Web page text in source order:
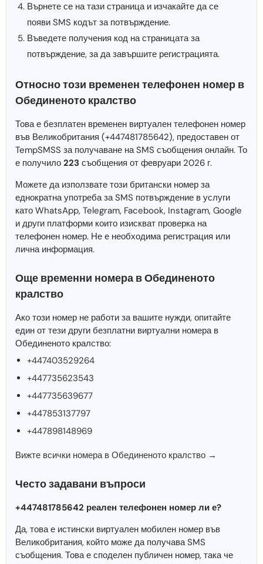
Върнете се на тази страница и изчакайте да се
появи SMS кодът за потвърждение.
Въведете получения код на страницата за
потвърждение, за да завършите регистрацията.
Относно този временен телефонен номер в
Обединеното кралство
Това е безплатен временен виртуален телефонен номер
във Великобритания (+447481785642), предоставен от
TempSMSS за получаване на SMS съобщения онлайн. То
е получило 223 съобщения от февруари 2026 г.
Можете да използвате този британски номер за
еднократна употреба за SMS потвърждение в услуги
като WhatsApp, Telegram, Facebook, Instagram, Google
и други платформи които изискват проверка на
телефонен номер. Не е необходима регистрация или
лична информация.
Още временни номера в Обединеното
кралство
Ако този номер не работи за вашите нужди, опитайте
един от тези други безплатни виртуални номера в
Обединеното кралство:
+447403529264
+447735623543
+447735639677
+447853137797
+447898148969
Вижте всички номера в Обединеното кралство →
Често задавани въпроси
+447481785642 реален телефонен номер ли е?
Да, това е истински виртуален мобилен номер във
Великобритания, който може да получава SMS
съобщения. Това е споделен публичен номер, така че